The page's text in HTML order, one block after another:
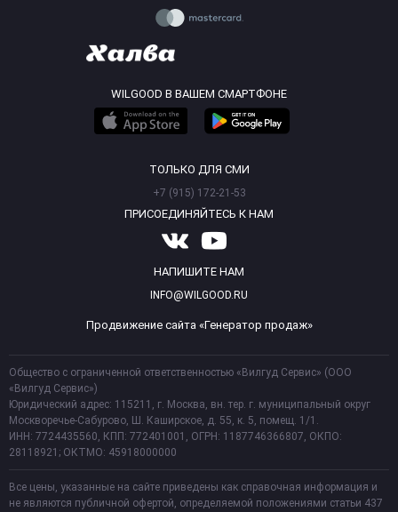
WILGOOD В ВАШЕМ СМАРТФОНЕ
ТОЛЬКО ДЛЯ СМИ
+7 (915) 172-21-53
ПРИСОЕДИНЯЙТЕСЬ К НАМ
НАПИШИТЕ НАМ
INFO@WILGOOD.RU
Продвижение сайта «Генератор продаж»
Общество с ограниченной ответственностью «Вилгуд Сервис» (ООО
«Вилгуд Сервис»)
Юридический адрес: 115211, г. Москва, вн. тер. г. муниципальный округ
Москворечье-Сабурово, Ш. Каширское, д. 55, к. 5, помещ. 1/1.
ИНН: 7724435560, КПП: 772401001, ОГРН: 1187746366807, ОКПО:
28118921; ОКТМО: 45918000000
Все цены, указанные на сайте приведены как справочная информация и
не являются публичной офертой, определяемой положениями статьи 437